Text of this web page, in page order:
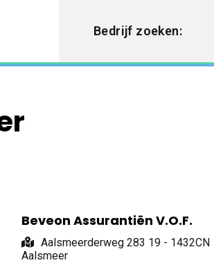
Bedrijf zoeken:
Beveon Assurantiën V.O.F.
Aalsmeerderweg 283 19 - 1432CN
Aalsmeer